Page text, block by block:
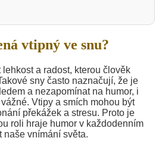
vtipný ve snu?
a radost, kterou člověk
sny často naznačují, že je
a nezapomínat na humor, i
Vtipy a smích mohou být
překážek a stresu. Proto je
roli hraje humor v každodenním
naše vnímání světa.